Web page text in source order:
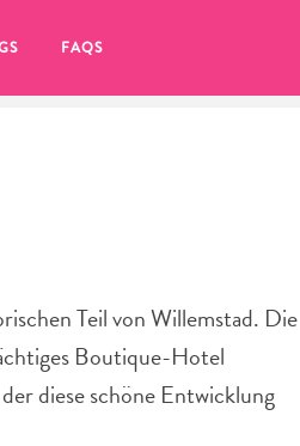
FAQS
Teil von Willemstad. Die
Boutique-Hotel
diese schöne Entwicklung